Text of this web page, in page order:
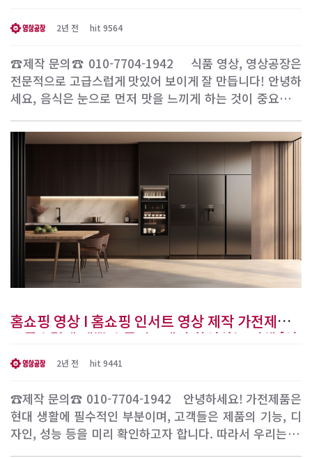
[영상공장]
2년 전 hit 9564
☎제작 문의☎ 010-7704-1942 ​ ​ ​ 식품 영상, 영상공장은
전문적으로 고급스럽게 맛있어 보이게 잘 만듭니다! 안녕하
세요, 음식은 눈으로 먼저 맛을 느끼게 하는 것이 중요합니
를 활용하여 식품 영상을 고급스럽게 만들어, 고객들의 입맛
을 돋우고 제품 또는 음식 서비스의 높은 품질을 강조합니
다. 이 글에서는 저희 영상공장이 어떻게 ..
홈쇼핑 영상 I 홈쇼핑 인서트 영상 제작 가전제품
고급스럽게 예쁜 스튜디오에서 촬영하는 업체 [영
상공장]
2년 전 hit 9441
☎제작 문의☎ 010-7704-1942 ​ ​ 안녕하세요! 가전제품은
현대 생활에 필수적인 부분이며, 고객들은 제품의 기능, 디
자인, 성능 등을 미리 확인하고자 합니다. 따라서 우리는 전